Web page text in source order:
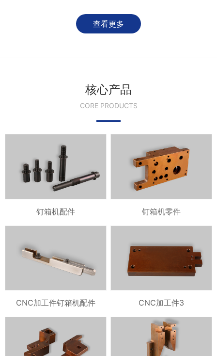
查看更多
核心产品
CORE PRODUCTS
钉箱机配件 钉箱机零件
CNC加工件钉箱机配件 CNC加工件3